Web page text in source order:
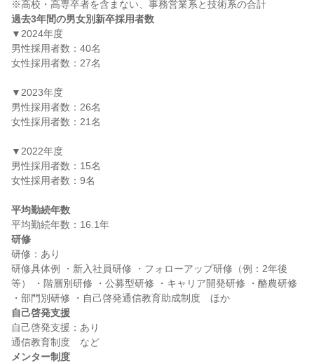
過去3年間の男女別新卒採用者数
▼2024年度
男性採用者数：40名
女性採用者数：27名
▼2023年度
男性採用者数：26名
女性採用者数：21名
▼2022年度
男性採用者数：15名
女性採用者数：9名
平均勤続年数
研修
研修：あり
研修具体例 ・新入社員研修 ・フォローアップ研修（例：2年後
等） ・階層別研修 ・公募型研修 ・キャリア開発研修 ・酪農研修
自己啓発支援
自己啓発支援：あり
メンター制度